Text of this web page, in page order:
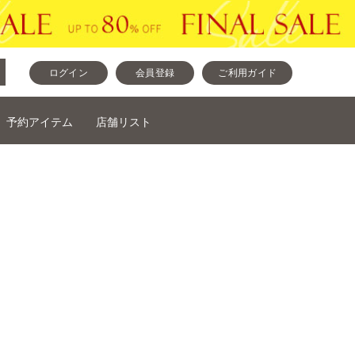
ログイン 会員登録 ご利用ガイド
予約アイテム 店舗リスト